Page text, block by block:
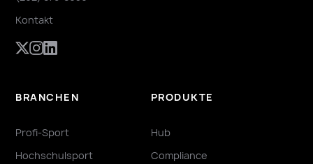
Kontakt
BRANCHEN
Profi-Sport
Hochschulsport
PRODUKTE
Hub
Compliance